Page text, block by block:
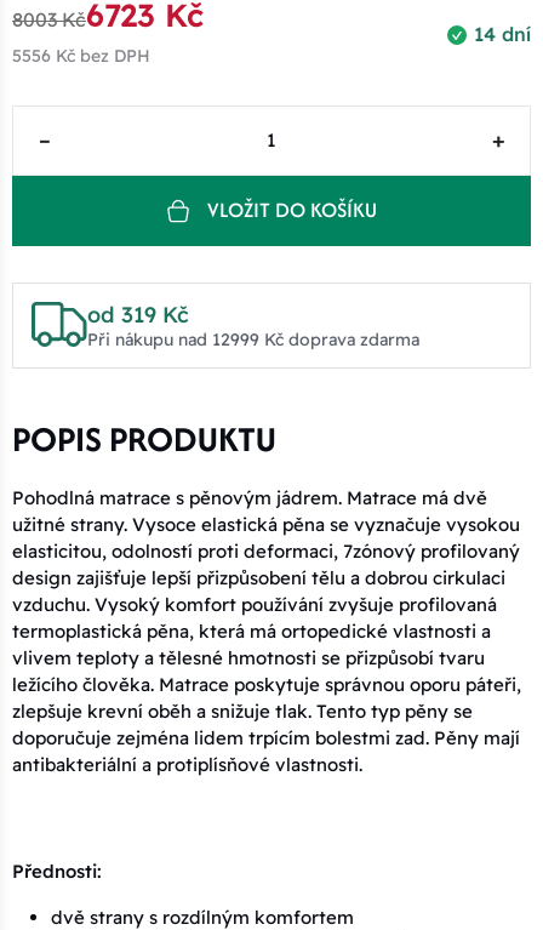
14 dní
8003 Kč6723 Kč
5556 Kč bez DPH
– +
VLOŽIT DO KOŠÍKU
od 319 Kč
Při nákupu nad 12999 Kč doprava zdarma
POPIS PRODUKTU
Pohodlná matrace s pěnovým jádrem. Matrace má dvě
užitné strany. Vysoce elastická pěna se vyznačuje vysokou
elasticitou, odolností proti deformaci, 7zónový profilovaný
design zajišťuje lepší přizpůsobení tělu a dobrou cirkulaci
vzduchu. Vysoký komfort používání zvyšuje profilovaná
termoplastická pěna, která má ortopedické vlastnosti a
vlivem teploty a tělesné hmotnosti se přizpůsobí tvaru
ležícího člověka. Matrace poskytuje správnou oporu páteři,
zlepšuje krevní oběh a snižuje tlak. Tento typ pěny se
doporučuje zejména lidem trpícím bolestmi zad. Pěny mají
antibakteriální a protiplísňové vlastnosti.
Přednosti:
dvě strany s rozdílným komfortem